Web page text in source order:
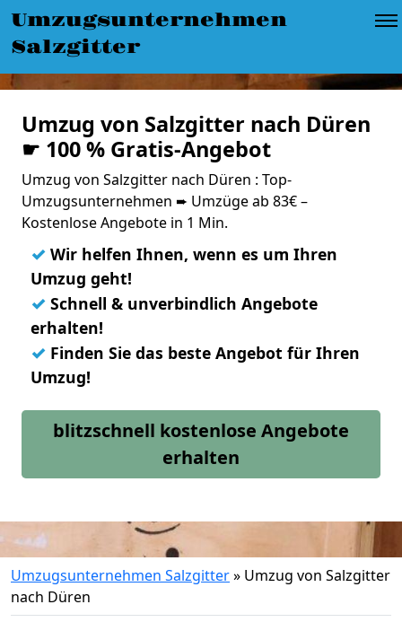
Umzugsunternehmen
Salzgitter
Umzug von Salzgitter nach Düren
☛ 100 % Gratis-Angebot
Umzug von Salzgitter nach Düren : Top-
Umzugsunternehmen ➨ Umzüge ab 83€ –
Kostenlose Angebote in 1 Min.
✓ Wir helfen Ihnen, wenn es um Ihren
Umzug geht!
✓ Schnell & unverbindlich Angebote
erhalten!
✓ Finden Sie das beste Angebot für Ihren
Umzug!
blitzschnell kostenlose Angebote
erhalten
Umzugsunternehmen Salzgitter» Umzug von Salzgitter
nach Düren